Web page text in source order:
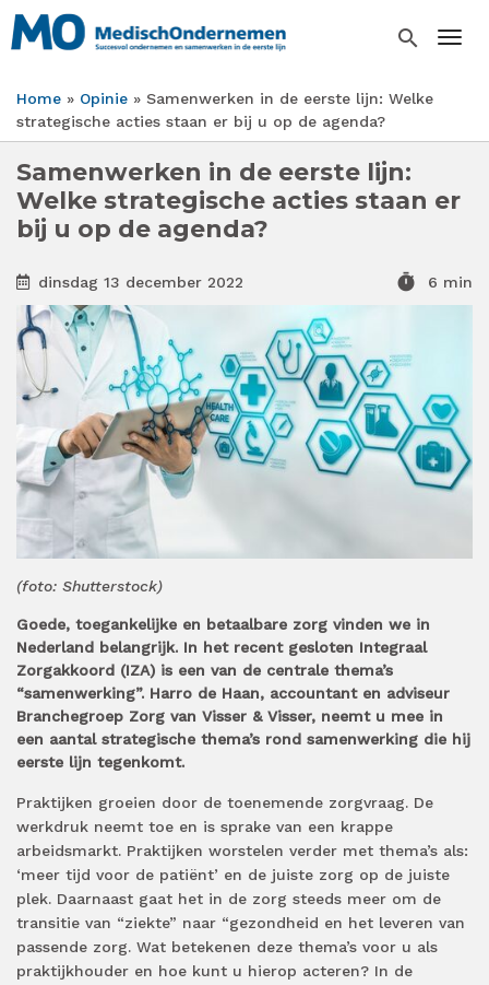
Overslaan
en
inhoud
gaan
search
Kruimelpad
Home Opinie
Samenwerken in de eerste lijn: Welke
strategische acties staan er bij u op de agenda?
Samenwerken in de eerste lijn:
Welke strategische acties staan er
bij u op de agenda?
dinsdag 13 december 2022 timer 6 min
(foto: Shutterstock)
Goede, toegankelijke en betaalbare zorg vinden we in
Nederland belangrijk. In het recent gesloten Integraal
Zorgakkoord (IZA) is een van de centrale thema’s
“samenwerking”. Harro de Haan, accountant en adviseur
Branchegroep Zorg van Visser & Visser, neemt u mee in
een aantal strategische thema’s rond samenwerking die hij
eerste lijn tegenkomt.
Praktijken groeien door de toenemende zorgvraag. De
werkdruk neemt toe en is sprake van een krappe
arbeidsmarkt. Praktijken worstelen verder met thema’s als:
‘meer tijd voor de patiënt’ en de juiste zorg op de juiste
plek. Daarnaast gaat het in de zorg steeds meer om de
transitie van “ziekte” naar “gezondheid en het leveren van
passende zorg. Wat betekenen deze thema’s voor u als
praktijkhouder en hoe kunt u hierop acteren? In de